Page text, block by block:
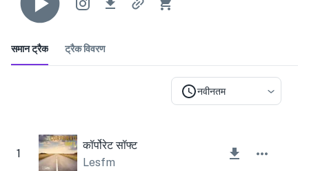
समान ट्रैक ट्रैक विवरण
नवीनतम
1
कॉर्पोरेट सॉफ्ट
Lesfm